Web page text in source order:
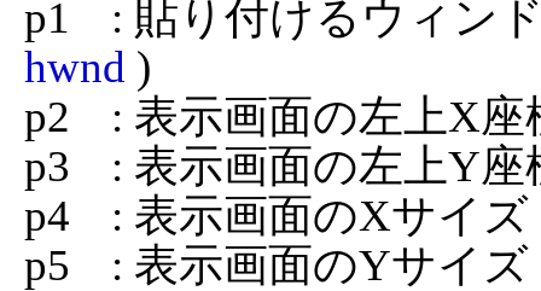
hwnd )
p2	: 表示画面の左上X座標
p3	: 表示画面の左上Y座標
p4	: 表示画面のXサイズ
p5	: 表示画面のYサイズ